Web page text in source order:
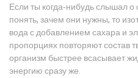
Если ты когда‑нибудь слышал
понять, зачем они нужны, то
вода с добавлением сахара и
пропорциях повторяют состав
организм быстрее всасывает
энергию сразу же.